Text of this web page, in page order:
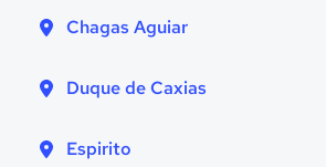
Chagas Aguiar
Duque de Caxias
Espirito